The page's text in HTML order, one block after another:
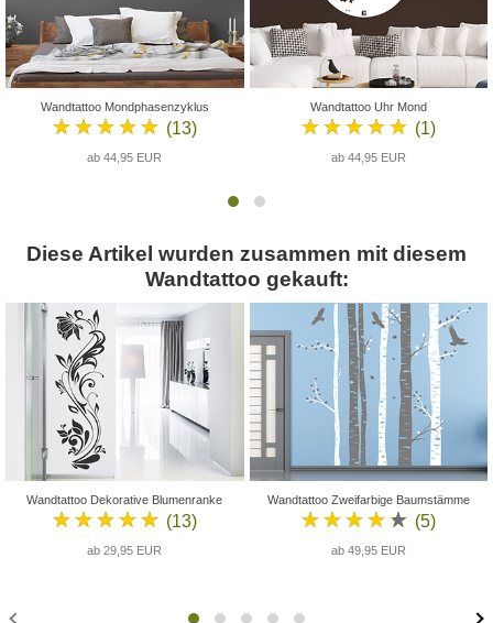
Wandtattoo Mondphasenzyklus
★★★★★ (13)
ab 44,95 EUR
Wandtattoo Uhr Mond
★★★★★ (1)
ab 44,95 EUR
Diese Artikel wurden zusammen mit diesem
Wandtattoo gekauft:
Wandtattoo Dekorative Blumenranke
★★★★★ (13)
ab 29,95 EUR
Wandtattoo Zweifarbige Baumstämme
★★★★★ (5)
ab 49,95 EUR